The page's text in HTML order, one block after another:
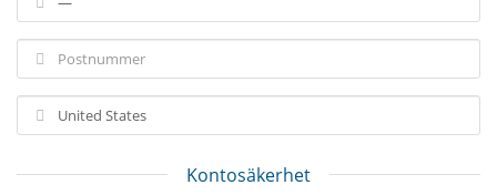
Kontosäkerhet